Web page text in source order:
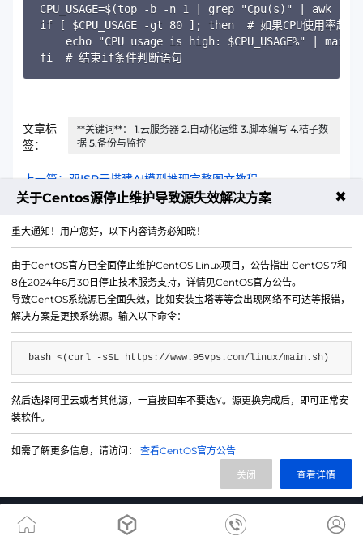
CPU_USAGE=$(top -b -n 1 | grep "Cpu(s)" | awk
if [ $CPU_USAGE -gt 80 ]; then  # 如果CPU使用率超过
echo "CPU usage is high: $CPU_USAGE%" | mail
fi  # 结束if条件判断语句
文章标
签：
**关键词**： 1.云服务器 2.自动化运维 3.脚本编写 4.桔子数
据 5.备份与监控
上一篇：双ISP云搭建AI模型推理完整图文教程
微信公众号
IDC/ISP证号 B1-20214840
关于Centos源停止维护导致源失效解决方案 ✖
重大通知！用户您好，以下内容请务必知晓！
由于CentOS官方已全面停止维护CentOS Linux项目，公告指出 CentOS 7和
8在2024年6月30日停止技术服务支持，详情见CentOS官方公告。
导致CentOS系统源已全面失效，比如安装宝塔等等会出现网络不可达等报错，
解决方案是更换系统源。输入以下命令：
bash <(curl -sSL https://www.95vps.com/linux/main.sh)
然后选择阿里云或者其他源，一直按回车不要选Y。源更换完成后，即可正常安
装软件。
如需了解更多信息，请访问： 查看CentOS官方公告
查看详情
关闭